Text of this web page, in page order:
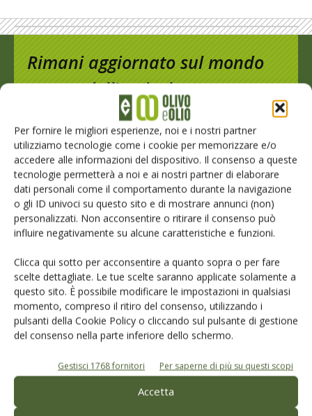
Per fornire le migliori esperienze, noi e i nostri partner
utilizziamo tecnologie come i cookie per memorizzare e/o
accedere alle informazioni del dispositivo. Il consenso a queste
tecnologie permetterà a noi e ai nostri partner di elaborare
dati personali come il comportamento durante la navigazione
o gli ID univoci su questo sito e di mostrare annunci (non)
personalizzati. Non acconsentire o ritirare il consenso può
influire negativamente su alcune caratteristiche e funzioni.
Clicca qui sotto per acconsentire a quanto sopra o per fare
scelte dettagliate. Le tue scelte saranno applicate solamente a
questo sito. È possibile modificare le impostazioni in qualsiasi
momento, compreso il ritiro del consenso, utilizzando i
pulsanti della Cookie Policy o cliccando sul pulsante di gestione
del consenso nella parte inferiore dello schermo.
Gestisci 1768 fornitori Per saperne di più su questi scopi
Accetta
Rimani aggiornato sul mondo
dell’agricoltura
Iscriviti alle nostre newsletter
© Tecniche Nuove Spa. Tutti i diritti riservati. Sede legale Via Eritrea 21 -
imprese di Milano: 00753480151
Registrazione Tribunale di Milano n. 69 del 05/03/2014. Precedentemente
registrata presso il tribunale di Bologna n. 6776 del 04/03/1998
ROC "Poste italiane Spa - sped. A.P. - DL 353/2003 conv. L. 46/2004, art. 1c.1: